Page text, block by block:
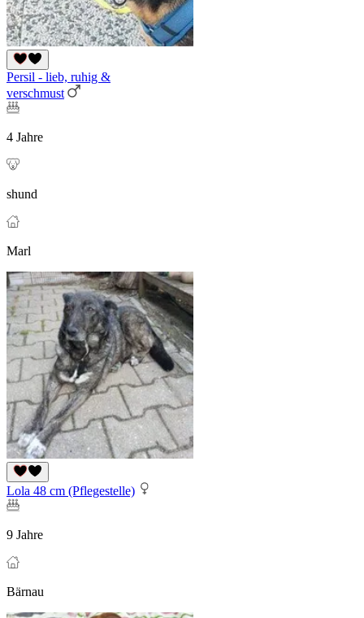
Persil - lieb, ruhig &
verschmust
4 Jahre
shund
Marl
Lola 48 cm (Pflegestelle)
9 Jahre
Bärnau